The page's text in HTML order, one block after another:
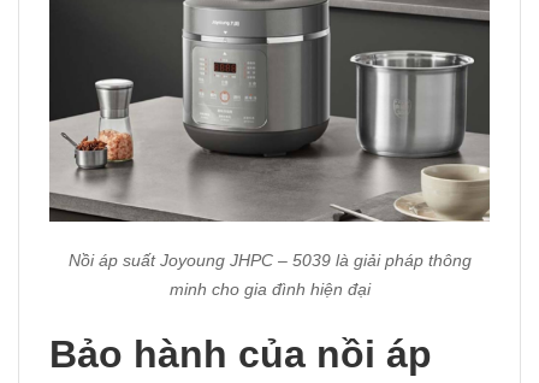
Nồi áp suất Joyoung JHPC – 5039 là giải pháp thông
minh cho gia đình hiện đại
Bảo hành của nồi áp